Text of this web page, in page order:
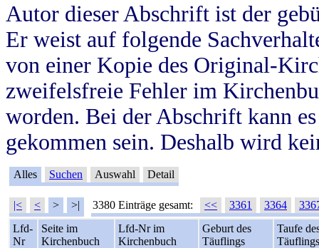
Autor dieser Abschrift ist der
Er weist auf folgende
von einer Kopie des Original-
zweifelsfreie Fehler im
worden. Bei der Abschrift kann
gekommen sein. Deshalb wird
Alles Suchen Auswahl Detail
|< < > >| 3380 Einträge gesamt: << 3361 3364
Lfd-
Nr
Seite im
Kirchenbuch
Lfd-Nr im
Kirchenbuch
Geburt des
Täuflings
Taufe
Täuflings